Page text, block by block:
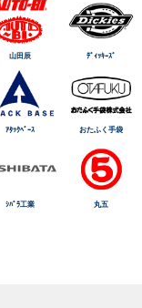
山田辰 ﾃﾞｨｯｷｰｽﾞ
ｱﾀｯｸﾍﾞｰｽ おたふく手袋
ｼﾊﾞﾗ工業 丸五